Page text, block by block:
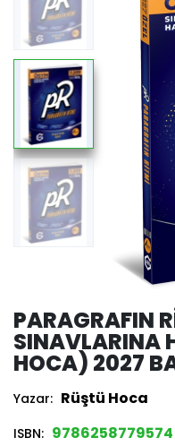
PARAGRAFIN
SINAVLARINA
HOCA) 2027
Yazar: Rüştü Hoca
ISBN: 9786258779574